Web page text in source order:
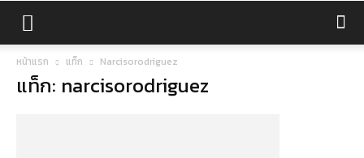
หน้าแรก แท็ก Narcisorodriguez
แท็ก: narcisorodriguez